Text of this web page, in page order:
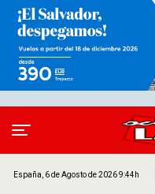
España, 6 de Agosto de 2026 9:44h